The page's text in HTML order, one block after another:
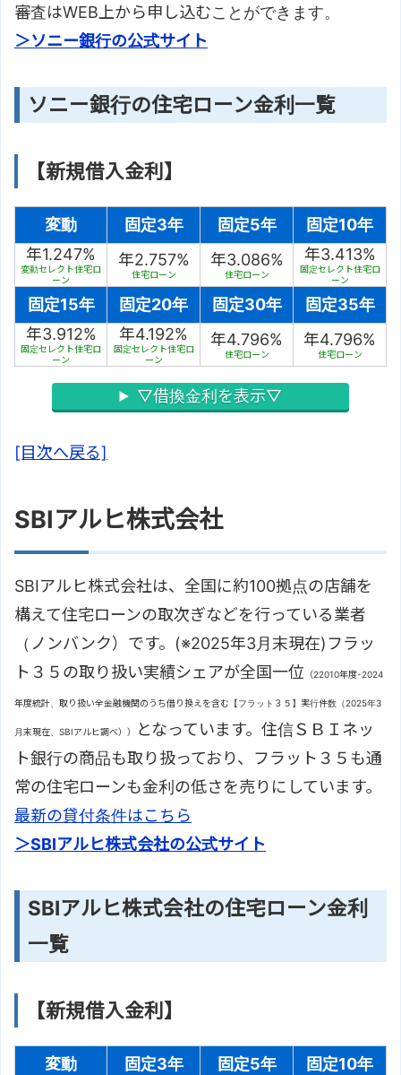
審査はWEB上から申し込むことができます。
＞ソニー銀行の公式サイト
ソニー銀行の住宅ローン金利一覧
【新規借入金利】
変動 固定3年 固定5年
固定10年
年1.247%
変動セレクト住宅ロ
ーン
年2.757%
住宅ローン
年3.086%
住宅ローン
年3.413%
固定セレクト住宅ロ
ーン
固定15年 固定20年 固定30年
固定35年
年3.912%
固定セレクト住宅ロ
ーン
年4.192%
固定セレクト住宅ロ
ーン
年4.796%
住宅ローン
年4.796%
住宅ローン
▽借換金利を表示▽
[目次へ戻る]
SBIアルヒ株式会社
SBIアルヒ株式会社は、全国に約100拠点の店舗を
構えて住宅ローンの取次ぎなどを行っている業者
（ノンバンク）です。(※2025年3月末現在)フラッ
ト３５の取り扱い実績シェアが全国一位 （22010年度-2024
年度統計、取り扱い全金融機関のうち借り換えを含む【フラット３５】実行件数（2025年3
月末現在、SBIアルヒ調べ））
となっています。住信ＳＢＩネッ
ト銀行の商品も取り扱っており、フラット３５も通
常の住宅ローンも金利の低さを売りにしています。
最新の貸付条件はこちら
＞SBIアルヒ株式会社の公式サイト
SBIアルヒ株式会社の住宅ローン金利
一覧
【新規借入金利】
変動 固定3年 固定5年
固定10年